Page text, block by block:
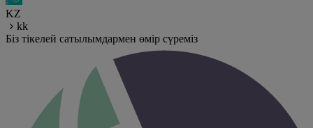
KZ
kk
Біз тікелей сатылымдармен өмір сүреміз